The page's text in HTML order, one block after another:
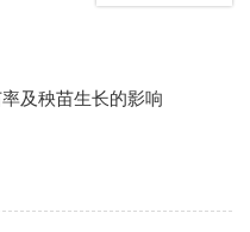
及秧苗生长的影响